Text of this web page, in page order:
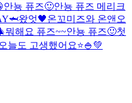
안뇽 퓨즈🙂안뇽 퓨즈 메리크
왔엇🖤온꼬미즈와 온앤오
뭐해요 퓨즈~~안뇽 퓨즈🙂첫
오늘도 고생했어요⭐️🍚 💚